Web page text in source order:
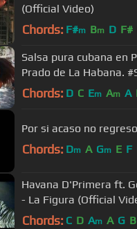
(Official Video)
Chords: F#m Bm D F#
Salsa pura cubana en
Prado de La Habana.
Chords: D C Em Am A
Por si acaso no
Chords: Dm A Gm E F
Havana D'Primera ft.
- La Figura (Official
Chords: C D Am A G B